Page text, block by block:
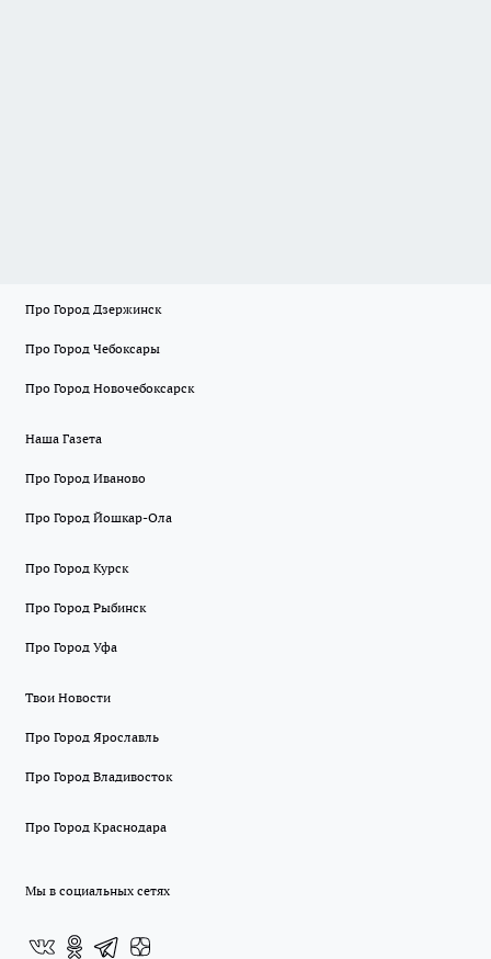
Про Город Дзержинск
Про Город Чебоксары
Про Город Новочебоксарск
Наша Газета
Про Город Иваново
Про Город Йошкар-Ола
Про Город Курск
Про Город Рыбинск
Про Город Уфа
Твои Новости
Про Город Ярославль
Про Город Владивосток
Про Город Краснодара
Мы в социальных сетях